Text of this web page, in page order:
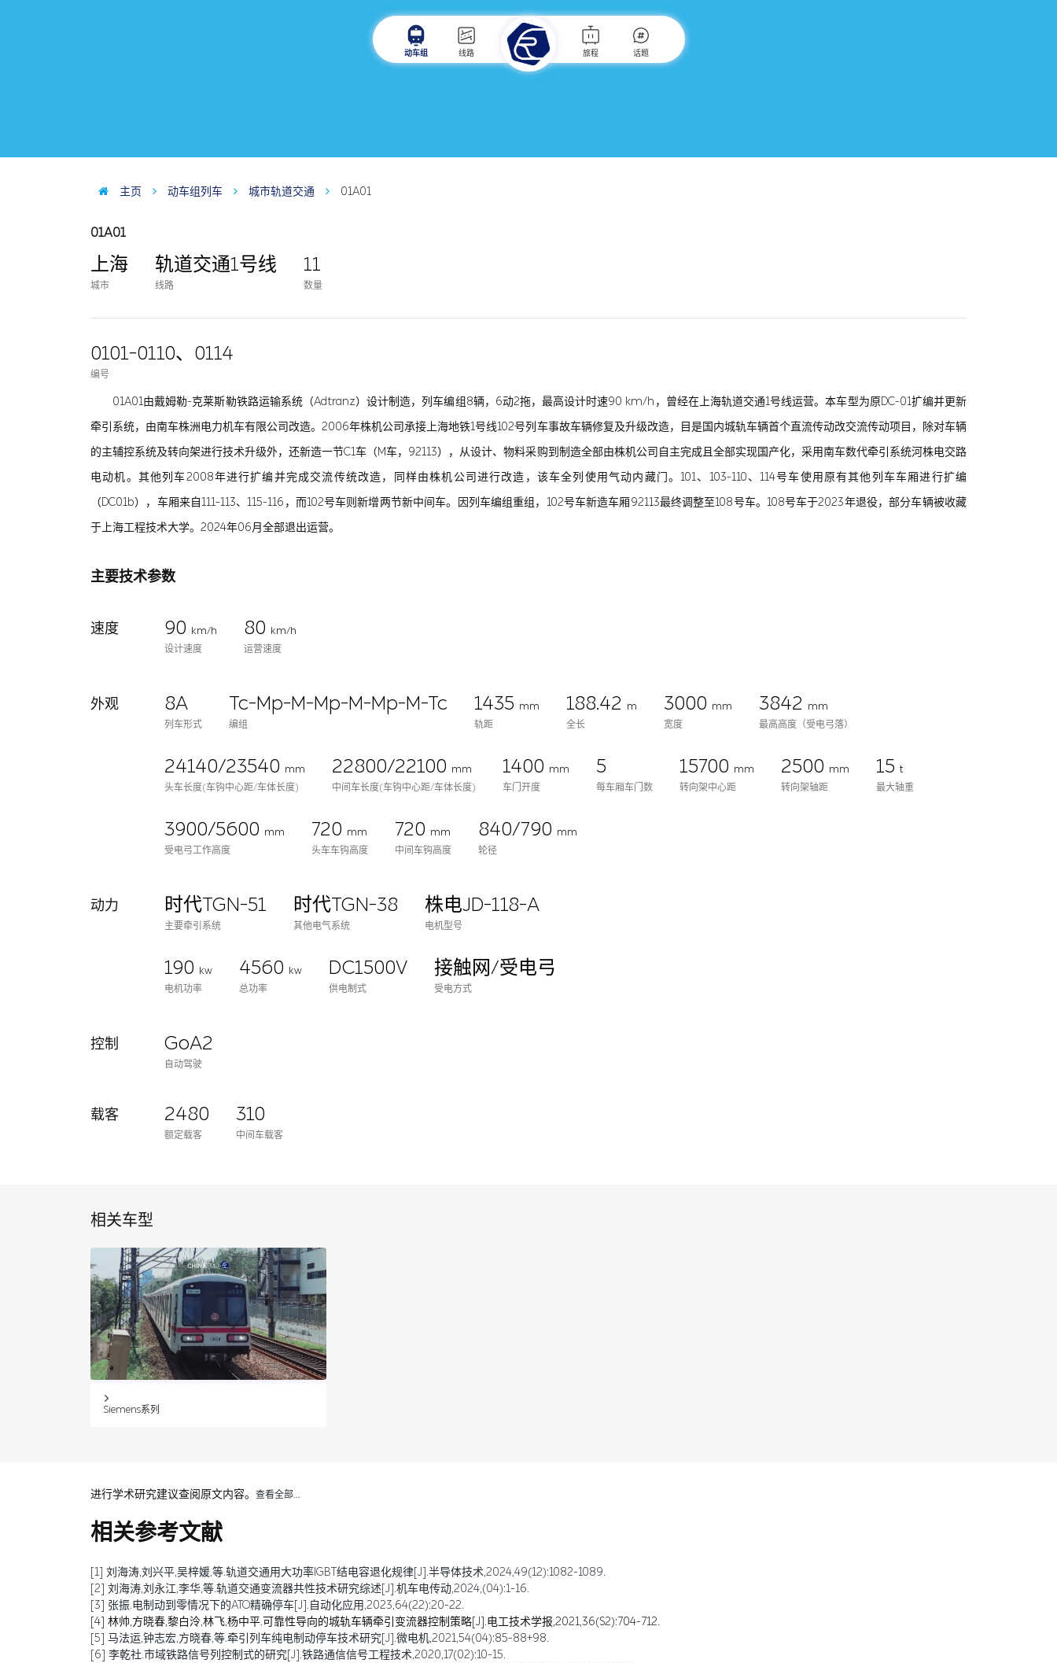
动车组 线路 旅程 话题
主页 动车组列车 城市轨道交通 01A01
01A01
上海
城市
轨道交通1号线
线路
11
数量
0101-0110、0114
编号
01A01由戴姆勒-克莱斯勒铁路运输系统（Adtranz）设计制造，列车编组8辆，6动2拖，最高设计时速90 km/h，曾经在上海轨道交通1号线运营。本车型为原DC-01扩编并更新
牵引系统，由南车株洲电力机车有限公司改造。2006年株机公司承接上海地铁1号线102号列车事故车辆修复及升级改造，目是国内城轨车辆首个直流传动改交流传动项目，除对车辆
的主辅控系统及转向架进行技术升级外，还新造一节C1车（M车，92113），从设计、物料采购到制造全部由株机公司自主完成且全部实现国产化，采用南车数代牵引系统河株电交路
电动机。其他列车2008年进行扩编并完成交流传统改造，同样由株机公司进行改造，该车全列使用气动内藏门。101、103-110、114号车使用原有其他列车车厢进行扩编
（DC01b），车厢来自111-113、115-116，而102号车则新增两节新中间车。因列车编组重组，102号车新造车厢92113最终调整至108号车。108号车于2023年退役，部分车辆被收藏
于上海工程技术大学。2024年06月全部退出运营。
主要技术参数
速度 90 km/h
设计速度
80 km/h
运营速度
外观 8A
列车形式
Tc-Mp-M-Mp-M-Mp-M-Tc
编组
1435 mm
轨距
188.42
m
全长
3000 mm
宽度
3842
mm
最高高度（受电弓落）
24140/23540 mm
头车长度(车钩中心距/车体长度)
22800/22100 mm
中间车长度(车钩中心距/车体长度)
1400 mm
车门开度
5
每车厢车门数
15700 mm
转向架中心距
2500 mm
转向架轴距
15t
最大轴重
3900/5600 mm
受电弓工作高度
720 mm
头车车钩高度
720 mm
中间车钩高度
840/790 mm
轮径
动力 时代TGN-51
主要牵引系统
时代TGN-38
其他电气系统
株电JD-118-A
电机型号
190 kw
电机功率
4560 kw
总功率
DC1500V
供电制式
接触网/受电弓
受电方式
控制 GoA2
自动驾驶
载客 2480
额定载客
310
中间车载客
相关车型
Siemens系列
进行学术研究建议查阅原文内容。 查看全部…
相关参考文献
[1] 刘海涛,刘兴平,吴梓媛,等.轨道交通用大功率IGBT结电容退化规律[J].半导体技术,2024,49(12):1082-1089.
[2] 刘海涛,刘永江,李华,等.轨道交通变流器共性技术研究综述[J].机车电传动,2024,(04):1-16.
[3] 张振.电制动到零情况下的ATO精确停车[J].自动化应用,2023,64(22):20-22.
[4] 林帅,方晓春,黎白泠,林飞,杨中平.可靠性导向的城轨车辆牵引变流器控制策略[J].电工技术学报,2021,36(S2):704-712.
[5] 马法运,钟志宏,方晓春,等.牵引列车纯电制动停车技术研究[J].微电机,2021,54(04):85-88+98.
[6] 李乾社.市域铁路信号列控制式的研究[J].铁路通信信号工程技术,2020,17(02):10-15.